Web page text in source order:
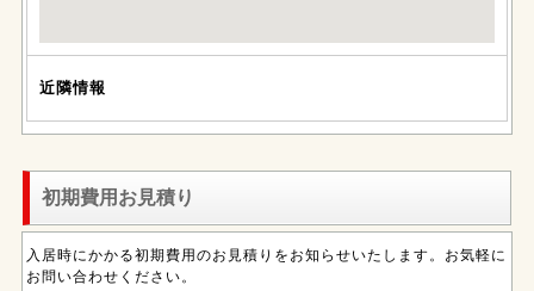
近隣情報
初期費用お見積り
入居時にかかる初期費用のお見積りをお知らせいたします。お気軽に
お問い合わせください。